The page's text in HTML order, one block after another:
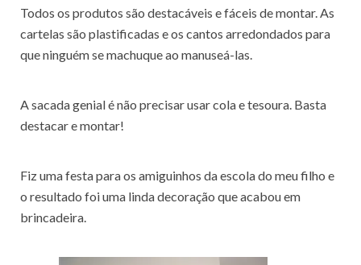
Todos os produtos são destacáveis e fáceis de montar. As
cartelas são plastificadas e os cantos arredondados para
que ninguém se machuque ao manuseá-las.
A sacada genial é não precisar usar cola e tesoura. Basta
destacar e montar!
Fiz uma festa para os amiguinhos da escola do meu filho e
o resultado foi uma linda decoração que acabou em
brincadeira.